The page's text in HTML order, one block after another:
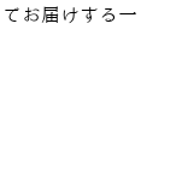
お届けする一